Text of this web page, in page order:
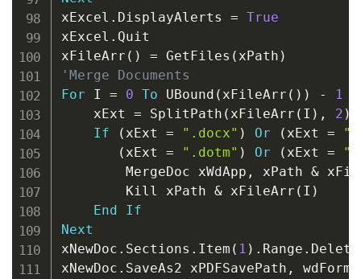
xExcel . DisplayAlerts = True
xExcel . Quit
xFileArr ( ) = GetFiles ( xPath )
'Merge Documents
For I = 0 To UBound ( xFileArr ( ) ) -
1
    xExt
= SplitPath ( xFileArr ( I ) , 2 )
If
( xExt = ".docx" ) Or ( xExt =
( xExt = ".dotm" ) Or ( xExt =
        MergeDoc xWdApp
, xPath &
        Kill xPath
& xFileArr ( I )
End
If
Next
xNewDoc . Sections . Item ( 1 ) . Range .
xNewDoc . SaveAs2 xPDFSavePath ,